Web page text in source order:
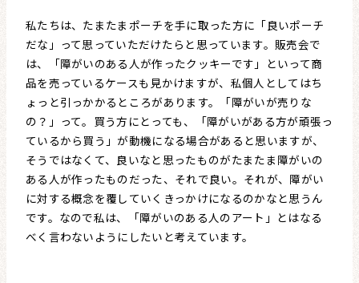
私たちは、たまたまポーチを手に取った方に「良いポーチ
だな」って思っていただけたらと思っています。販売会で
は、「障がいのある人が作ったクッキーです」といって商
品を売っているケースも見かけますが、私個人としてはち
ょっと引っかかるところがあります。「障がいが売りな
の？」って。買う方にとっても、「障がいがある方が頑張っ
ているから買う」が動機になる場合があると思いますが、
そうではなくて、良いなと思ったものがたまたま障がいの
ある人が作ったものだった、それで良い。それが、障がい
に対する概念を覆していくきっかけになるのかなと思うん
です。なので私は、「障がいのある人のアート」とはなる
べく言わないようにしたいと考えています。